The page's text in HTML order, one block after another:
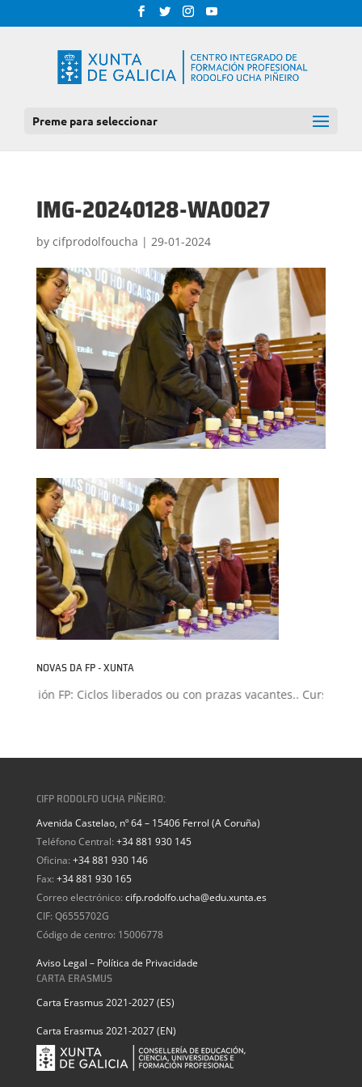
Preme para seleccionar
IMG-20240128-WA0027
by cifprodolfoucha | 29-01-2024
NOVAS DA FP - XUNTA
FP: Ciclos liberados ou con prazas vacantes.. Curso 2026-
CIFP RODOLFO UCHA PIÑEIRO:
Avenida Castelao, nº 64 – 15406 Ferrol (A Coruña)
Teléfono Central: +34 881 930 145
Oficina: +34 881 930 146
Fax: +34 881 930 165
Correo electrónico: cifp.rodolfo.ucha@edu.xunta.es
CIF: Q6555702G
Código de centro: 15006778
Aviso Legal – Política de Privacidade
CARTA ERASMUS
Carta Erasmus 2021-2027 (ES)
Carta Erasmus 2021-2027 (EN)